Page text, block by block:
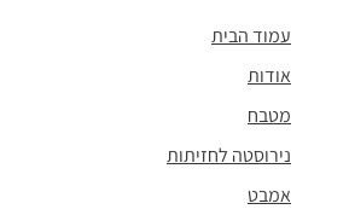
עמוד הבית
אודות
מטבח
נירוסטה לחזיתות
אמבט